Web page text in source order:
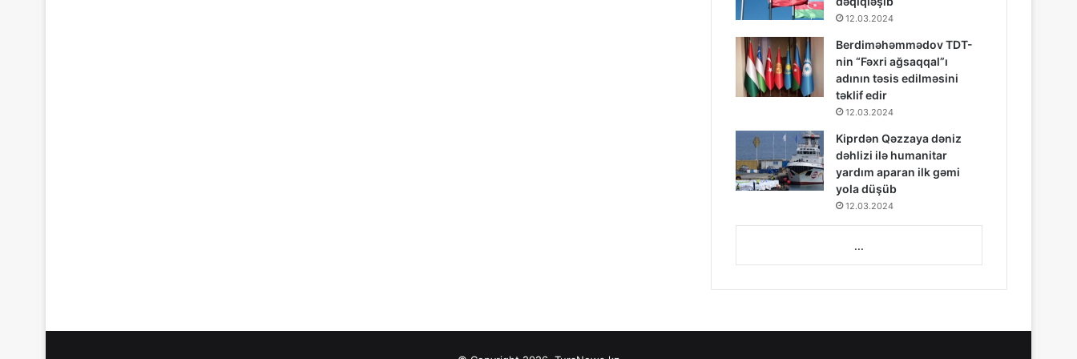
12.03.2024
Berdiməhəmmədov TDT-
nin “Fəxri ağsaqqal”ı
adının təsis edilməsini
təklif edir
12.03.2024
Kiprdən Qəzzaya dəniz
dəhlizi ilə humanitar
yardım aparan ilk gəmi
yola düşüb
12.03.2024
...